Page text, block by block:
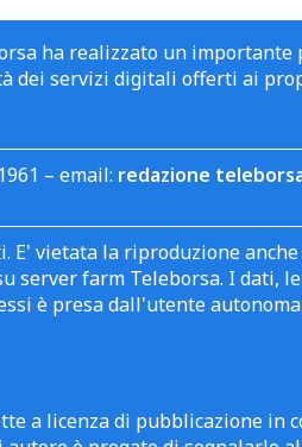
ha realizzato un importante
dei servizi digitali offerti ai
– email: redazione
E' vietata la riproduzione
server farm Teleborsa. I dati,
è presa dall'utente
a licenza di pubblicazione in